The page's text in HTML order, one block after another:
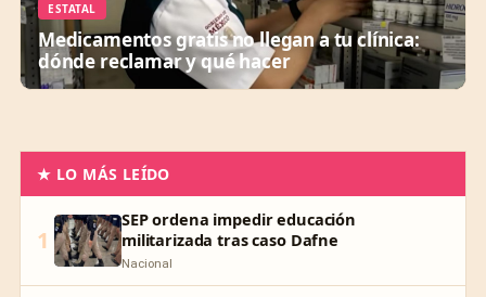
ESTATAL
Medicamentos gratis no llegan a tu clínica:
dónde reclamar y qué hacer
★ LO MÁS LEÍDO
1
SEP ordena impedir educación
militarizada tras caso Dafne
Nacional